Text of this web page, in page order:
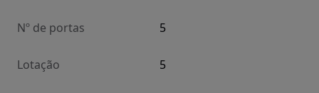
Nº de portas 5
Lotação 5